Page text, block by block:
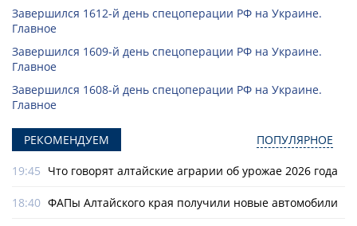
Завершился 1612-й день спецоперации РФ на Украине.
Главное
Завершился 1609-й день спецоперации РФ на Украине.
Главное
Завершился 1608-й день спецоперации РФ на Украине.
Главное
РЕКОМЕНДУЕМ ПОПУЛЯРНОЕ
19:45 Что говорят алтайские аграрии об урожае 2026 года
18:40 ФАПы Алтайского края получили новые автомобили